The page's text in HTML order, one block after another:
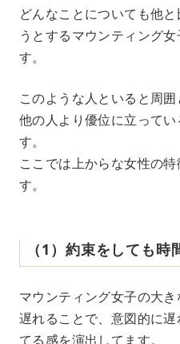
どんなことについても他
うとするマウンティング
す。
このような人といると周
他の人より優位に立って
す。
ここでは上からな女性の
す。
（1）約束をしても時
マウンティング女子の大
遅れることで、意図的に
てる感を演出してます。